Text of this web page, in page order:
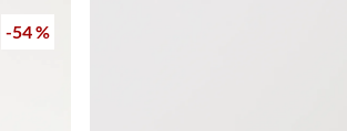
-54 %